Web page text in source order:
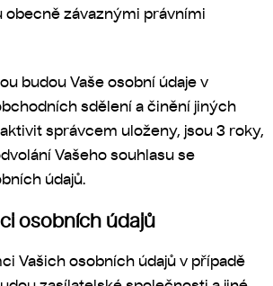
obecně závaznými právními
budou Vaše osobní údaje v
sdělení a činění jiných
správcem uloženy, jsou 3 roky,
Vašeho souhlasu se
údajů.
osobních údajů
Vašich osobních údajů v případě